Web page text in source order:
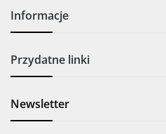
Informacje
Przydatne linki
Newsletter